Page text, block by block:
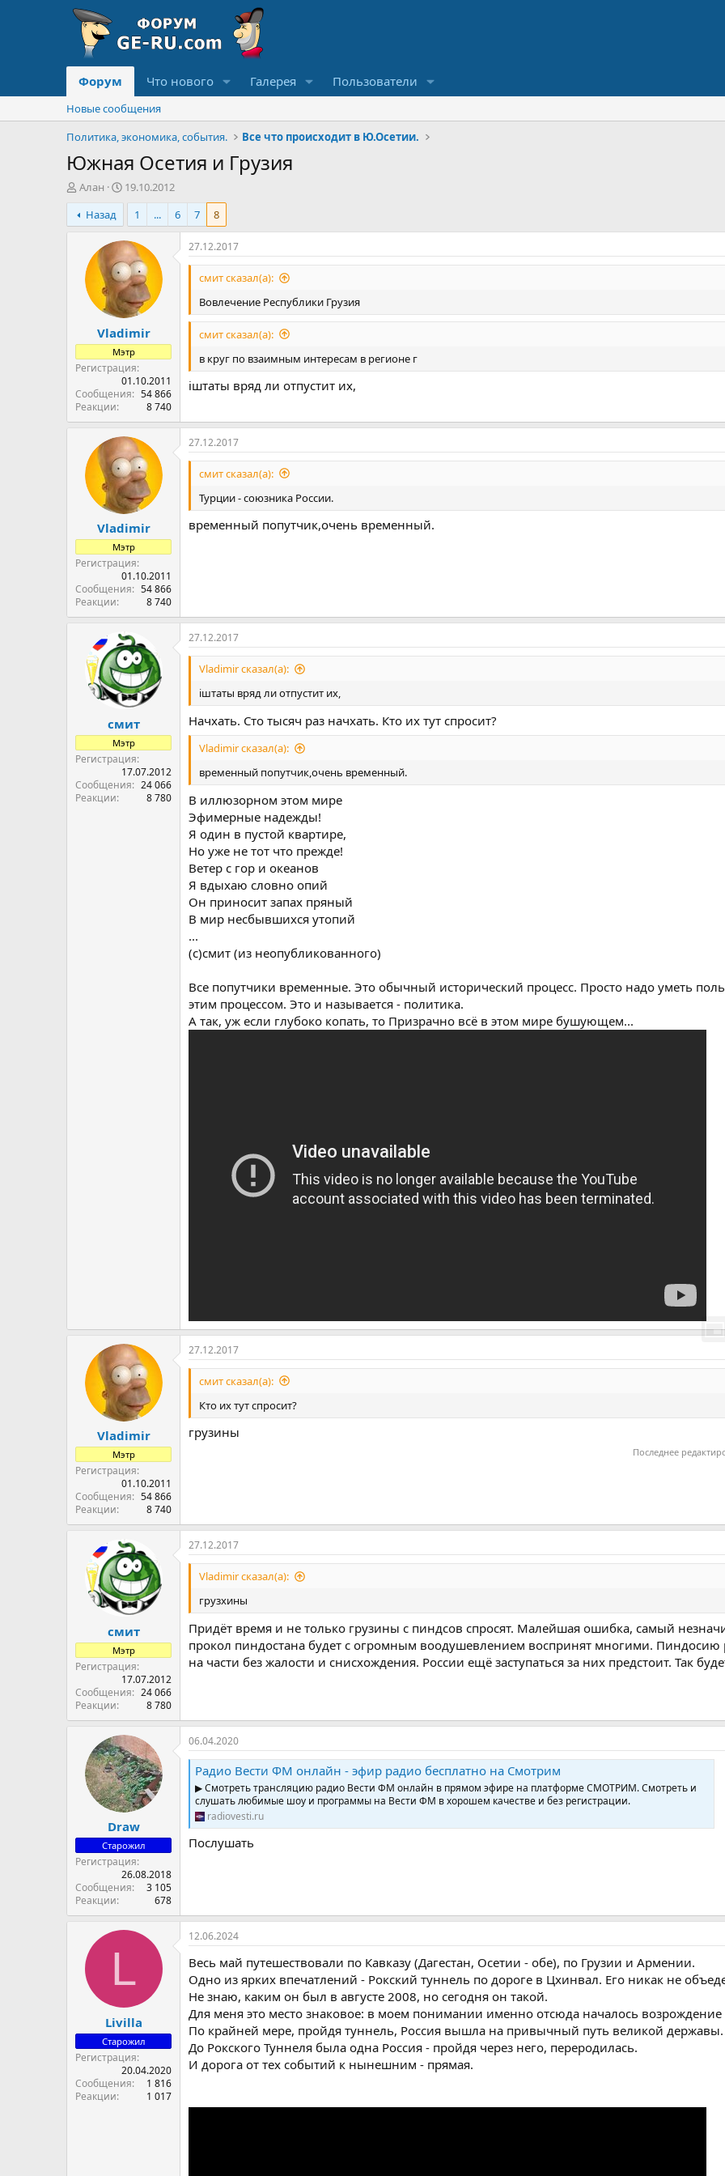
Форум Что нового Галерея Пользователи
Новые сообщения
Политика, экономика, события.
Все что происходит в Ю.Осетии.
Южная Осетия и Грузия
А
в
т
о
м
Алан
Д
а
а
н
а
ч
а
л
а
19.10.2012
Назад
1 ... 6 7 8
Vladimir
Мэтр
Регистрация
01.10.2011
Сообщения
54 866
Реакции
8 740
27.12.2017
смит сказал(а):
Вовлечение Республики Грузия
смит сказал(а):
в круг по взаимным интересам в регионе г
iштаты вряд ли отпустит их,
Vladimir
Мэтр
Регистрация
01.10.2011
Сообщения
54 866
Реакции
8 740
27.12.2017
смит сказал(а):
Турции - союзника России.
временный попутчик,очень временный.
смит
Мэтр
Регистрация
17.07.2012
Сообщения
24 066
Реакции
8 780
27.12.2017
Vladimir сказал(а):
iштаты вряд ли отпустит их,
Начхать. Сто тысяч раз начхать. Кто их тут спросит?
Vladimir сказал(а):
временный попутчик,очень временный.
В иллюзорном этом мире
Эфимерные надежды!
Я один в пустой квартире,
Но уже не тот что прежде!
Ветер с гор и океанов
Я вдыхаю словно опий
Он приносит запах пряный
В мир несбывшихся утопий
...
(с)смит (из неопубликованного)
Все попутчики временные. Это обычный исторический процесс. Просто надо уметь
этим процессом. Это и называется - политика.
А так, уж если глубоко копать, то Призрачно всё в этом мире бушующем...
Vladimir
Мэтр
Регистрация
01.10.2011
Сообщения
54 866
Реакции
8 740
27.12.2017
смит сказал(а):
Кто их тут спросит?
грузины
Последнее
смит
Мэтр
Регистрация
17.07.2012
Сообщения
24 066
Реакции
8 780
27.12.2017
Vladimir сказал(а):
грузхины
Придёт время и не только грузины с пиндсов спросят. Малейшая ошибка, самый
прокол пиндостана будет с огромным воодушевлением воспринят многими. Пиндосию
на части без жалости и снисхождения. России ещё заступаться за них предстоит. Так
Draw
Старожил
Регистрация
26.08.2018
Сообщения
3 105
Реакции
678
06.04.2020
Радио Вести ФМ онлайн - эфир радио бесплатно на Смотрим
▶ Смотреть трансляцию радио Вести ФМ онлайн в прямом эфире на платформе СМОТРИМ. Смотреть и
слушать любимые шоу и программы на Вести ФМ в хорошем качестве и без регистрации.
radiovesti.ru
Послушать
L
Livilla
Старожил
Регистрация
20.04.2020
Сообщения
1 816
Реакции
1 017
12.06.2024
Весь май путешествовали по Кавказу (Дагестан, Осетии - обе), по Грузии и Армении.
Одно из ярких впечатлений - Рокский туннель по дороге в Цхинвал. Его никак не
Не знаю, каким он был в августе 2008, но сегодня он такой.
Для меня это место знаковое: в моем понимании именно отсюда началось возрождение
По крайней мере, пройдя туннель, Россия вышла на привычный путь великой державы.
До Рокского Туннеля была одна Россия - пройдя через него, переродилась.
И дорога от тех событий к нынешним - прямая.